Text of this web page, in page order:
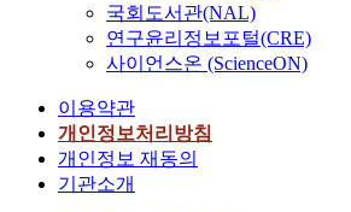
국회도서관(NAL)
연구윤리정보포털(CRE)
사이언스온 (ScienceON)
이용약관
개인정보처리방침
개인정보 재동의
기관소개